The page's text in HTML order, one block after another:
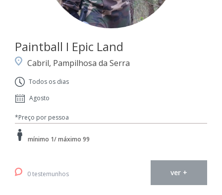
Paintball I Epic Land
Cabril, Pampilhosa da Serra
Todos os dias
Agosto
*Preço por pessoa
mínimo 1/ máximo 99
0 testemunhos ver +